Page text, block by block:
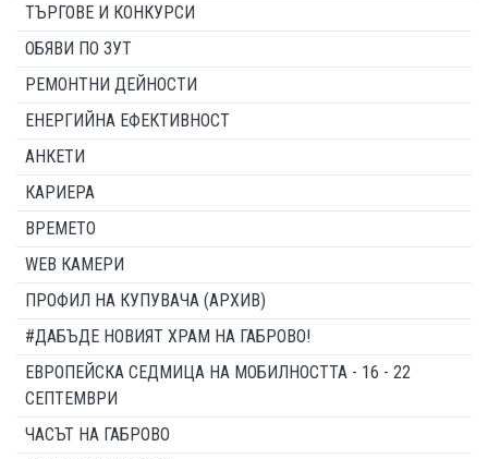
ТЪРГОВЕ И КОНКУРСИ
ОБЯВИ ПО ЗУТ
РЕМОНТНИ ДЕЙНОСТИ
ЕНЕРГИЙНА ЕФЕКТИВНОСТ
АНКЕТИ
КАРИЕРА
ВРЕМЕТО
WEB КАМЕРИ
ПРОФИЛ НА КУПУВАЧА (АРХИВ)
#ДАБЪДЕ НОВИЯТ ХРАМ НА ГАБРОВО!
ЕВРОПЕЙСКА СЕДМИЦА НА МОБИЛНОСТТА - 16 - 22
СЕПТЕМВРИ
ЧАСЪТ НА ГАБРОВО